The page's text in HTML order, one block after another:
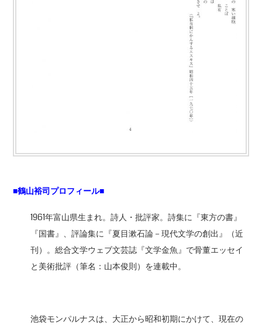
■鶴山裕司プロフィール■
1961年富山県生まれ。詩人・批評家。詩集に『東方の書』
『国書』、評論集に『夏目漱石論－現代文学の創出』（近
刊）。総合文学ウェブ文芸誌『文学金魚』で骨董エッセイ
と美術批評（筆名：山本俊則）を連載中。
池袋モンパルナスは、大正から昭和初期にかけて、現在の